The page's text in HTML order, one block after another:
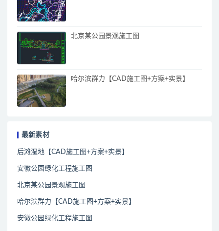
北京某公园景观施工图
哈尔滨群力【CAD施工图+方案+实景】
最新素材
后滩湿地【CAD施工图+方案+实景】
安徽公园绿化工程施工图
北京某公园景观施工图
哈尔滨群力【CAD施工图+方案+实景】
安徽公园绿化工程施工图